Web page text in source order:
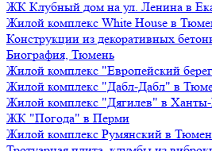
ЖК Клубный дом на ул. Ленина в
Жилой комплекс White House в
Конструкции из декоративных
Биография, Тюмень
Жилой комплекс "Европейский
Жилой комплекс "Дабл-Дабл" в
Жилой комплекс "Дягилев" в
ЖК "Погода" в Перми
Жилой комплекс Румянский в